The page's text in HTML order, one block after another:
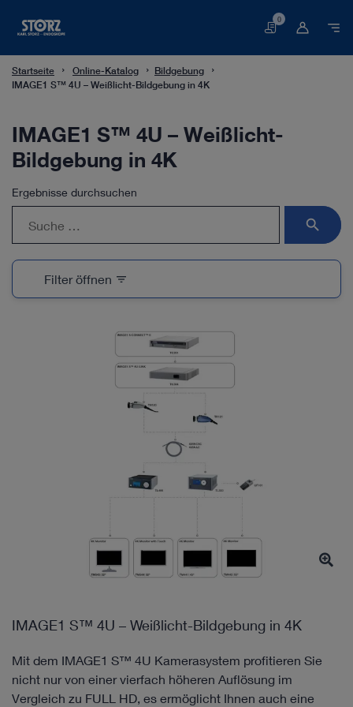
Warenkorb
0
Startseite Online-Katalog
Bildgebung
IMAGE1 S™ 4U – Weißlicht-Bildgebung in 4K
IMAGE1 S™ 4U – Weißlicht-
Bildgebung in 4K
IMAGE1 S™ 4U – Weißlicht-Bildgebung in 4K
Mit dem IMAGE1 S™ 4U Kamerasystem profitieren Sie
nicht nur von einer vierfach höheren Auflösung im
Vergleich zu FULL HD, es ermöglicht Ihnen auch eine
Ergebnisse durchsuchen
search
Filter öffnen filter_list